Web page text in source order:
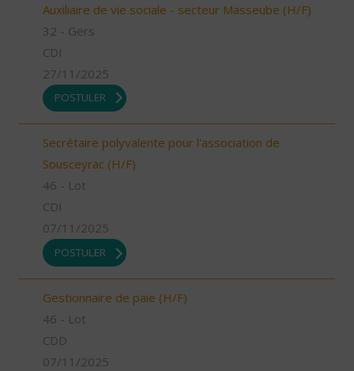
Auxiliaire de vie sociale - secteur Masseube (H/F)
32 - Gers
CDI
27/11/2025
POSTULER
Secrétaire polyvalente pour l'association de
Sousceyrac (H/F)
46 - Lot
CDI
07/11/2025
POSTULER
Gestionnaire de paie (H/F)
46 - Lot
CDD
07/11/2025